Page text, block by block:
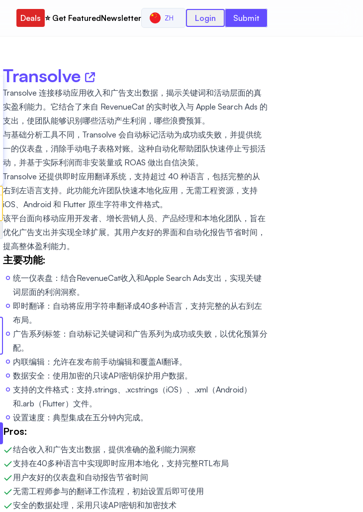
Deals ⭐️ Get FeaturedNewsletter ZH Login Submit
Transolve
Transolve 连接移动应用收入和广告支出数据，揭示关键词和活动层面的真
实盈利能力。它结合了来自 RevenueCat 的实时收入与 Apple Search Ads 的
支出，使团队能够识别哪些活动产生利润，哪些浪费预算。
与基础分析工具不同，Transolve 会自动标记活动为成功或失败，并提供统
一的仪表盘，消除手动电子表格对账。这种自动化帮助团队快速停止亏损活
动，并基于实际利润而非安装量或 ROAS 做出自信决策。
Transolve 还提供即时应用翻译系统，支持超过 40 种语言，包括完整的从
右到左语言支持。此功能允许团队快速本地化应用，无需工程资源，支持
iOS、Android 和 Flutter 原生字符串文件格式。
该平台面向移动应用开发者、增长营销人员、产品经理和本地化团队，旨在
优化广告支出并实现全球扩展。其用户友好的界面和自动化报告节省时间，
提高整体盈利能力。
主要功能:
统一仪表盘：结合RevenueCat收入和Apple Search Ads支出，实现关键
词层面的利润洞察。
即时翻译：自动将应用字符串翻译成40多种语言，支持完整的从右到左
布局。
广告系列标签：自动标记关键词和广告系列为成功或失败，以优化预算分
配。
内联编辑：允许在发布前手动编辑和覆盖AI翻译。
数据安全：使用加密的只读API密钥保护用户数据。
支持的文件格式：支持.strings、.xcstrings（iOS）、.xml（Android）
和.arb（Flutter）文件。
设置速度：典型集成在五分钟内完成。
Pros:
结合收入和广告支出数据，提供准确的盈利能力洞察
支持在40多种语言中实现即时应用本地化，支持完整RTL布局
用户友好的仪表盘和自动报告节省时间
无需工程师参与的翻译工作流程，初始设置后即可使用
安全的数据处理，采用只读API密钥和加密技术